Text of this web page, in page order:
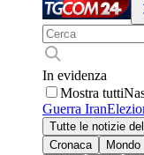
In evidenza
Mostra tutti
Guerra Iran
Tutte le notizie
Cronaca
Mondo